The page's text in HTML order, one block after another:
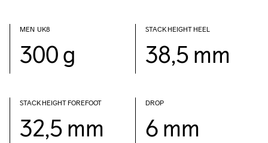
MEN  UK8
300 g
STACK HEIGHT HEEL
38,5 mm
STACK HEIGHT FOREFOOT
32,5 mm
DROP
6 mm